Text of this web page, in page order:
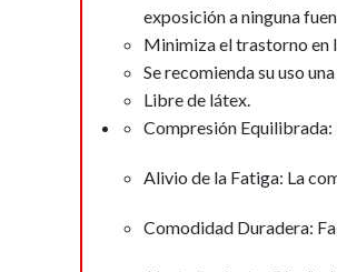
exposición a ninguna
Minimiza el trastorno en
Se recomienda su uso
Libre de látex.
Compresión
Alivio de la Fatiga: La
Comodidad Duradera: